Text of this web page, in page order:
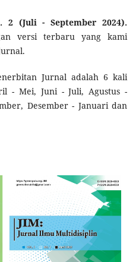
2 (Juli - September 2024).
versi terbaru yang kami
Jurnal adalah 6 kali
- Mei, Juni - Juli, Agustus -
Desember - Januari dan